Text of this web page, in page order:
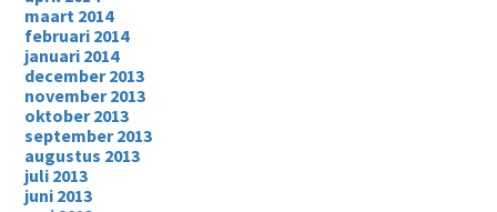
maart 2014
februari 2014
januari 2014
december 2013
november 2013
oktober 2013
september 2013
augustus 2013
juli 2013
juni 2013